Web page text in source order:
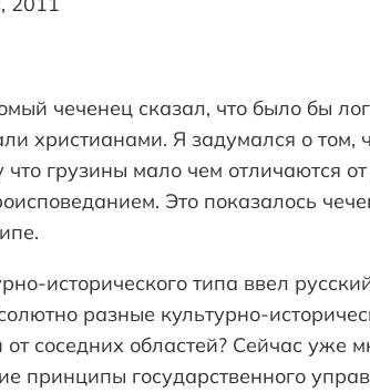
чеченец сказал, что было бы
христианами. Я задумался о
что грузины мало чем отличаются
Это показалось
исторического типа ввел
разные культурно-
от соседних областей? Сейчас уже
принципы государственного